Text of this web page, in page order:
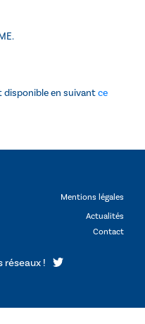
disponible en suivantce
Mentions légales
Actualités
Contact
réseaux !